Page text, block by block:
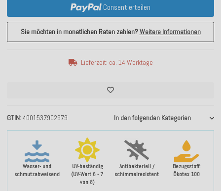
Wasser- und
schmutzabweisend
UV-beständig
(UV-Wert 6 - 7
von 8)
Antibakteriell /
schimmelresistent
Bezugsstoff:
Ökotex 100
GTIN 4001537902979 In den folgenden Kategorien
Consent erteilen
Sie möchten in monatlichen Raten zahlen?Weitere Informationen
Lieferzeit: ca. 14 Werktage